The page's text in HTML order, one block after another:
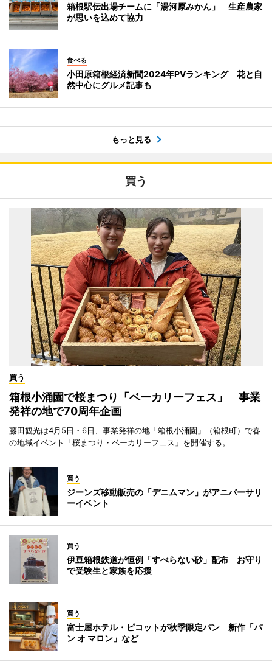
箱根駅伝出場チームに「湯河原みかん」 生産農家
が思いを込めて協力
食べる
小田原箱根経済新聞2024年PVランキング 花と自
然中心にグルメ記事も
もっと見る
買う
買う
箱根小涌園で桜まつり「ベーカリーフェス」 事業
発祥の地で70周年企画
藤田観光は4月5日・6日、事業発祥の地「箱根小涌園」（箱根町）で春
の地域イベント「桜まつり・ベーカリーフェス」を開催する。
買う
ジーンズ移動販売の「デニムマン」がアニバーサリ
ーイベント
買う
伊豆箱根鉄道が恒例「すべらない砂」配布 お守り
で受験生と家族を応援
買う
富士屋ホテル・ピコットが秋季限定パン 新作「パ
ン オ マロン」など